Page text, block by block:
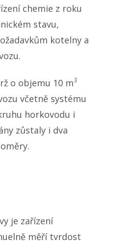
chemie z roku
stavu,
kotelny a
o objemu 10 m3
včetně systému
horkovodu i
zůstaly i dva
je zařízení
měří tvrdost